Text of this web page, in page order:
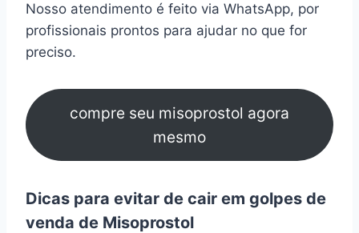
Nosso atendimento é feito via WhatsApp, por
profissionais prontos para ajudar no que for
preciso.
compre seu misoprostol agora
mesmo
Dicas para evitar de cair em golpes de
venda de Misoprostol